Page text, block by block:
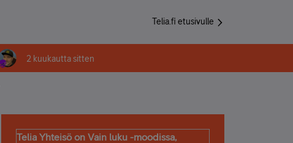
Telia.fi etusivulle
2 kuukautta sitten
Telia Yhteisö on Vain luku -moodissa,